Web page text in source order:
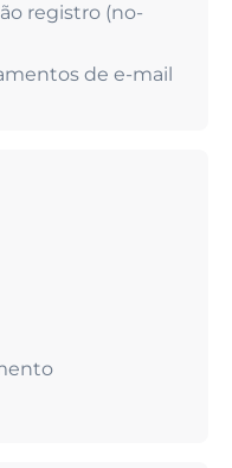
registro (no-
de e-mail